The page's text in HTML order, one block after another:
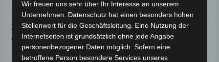
IN DEN WARENKORB
Artikelnummer:BP150-045 Kategorie:CARGO VOLT
Schlagwort:Verschleißteile
Garantiert sicherer Checkout
Wir freuen uns sehr über Ihr Interesse an unserem
Unternehmen. Datenschutz hat einen besonders hohen
Stellenwert für die Geschäftsleitung. Eine Nutzung der
Internetseiten ist grundsätzlich ohne jede Angabe
personenbezogener Daten möglich. Sofern eine
betroffene Person besondere Services unseres